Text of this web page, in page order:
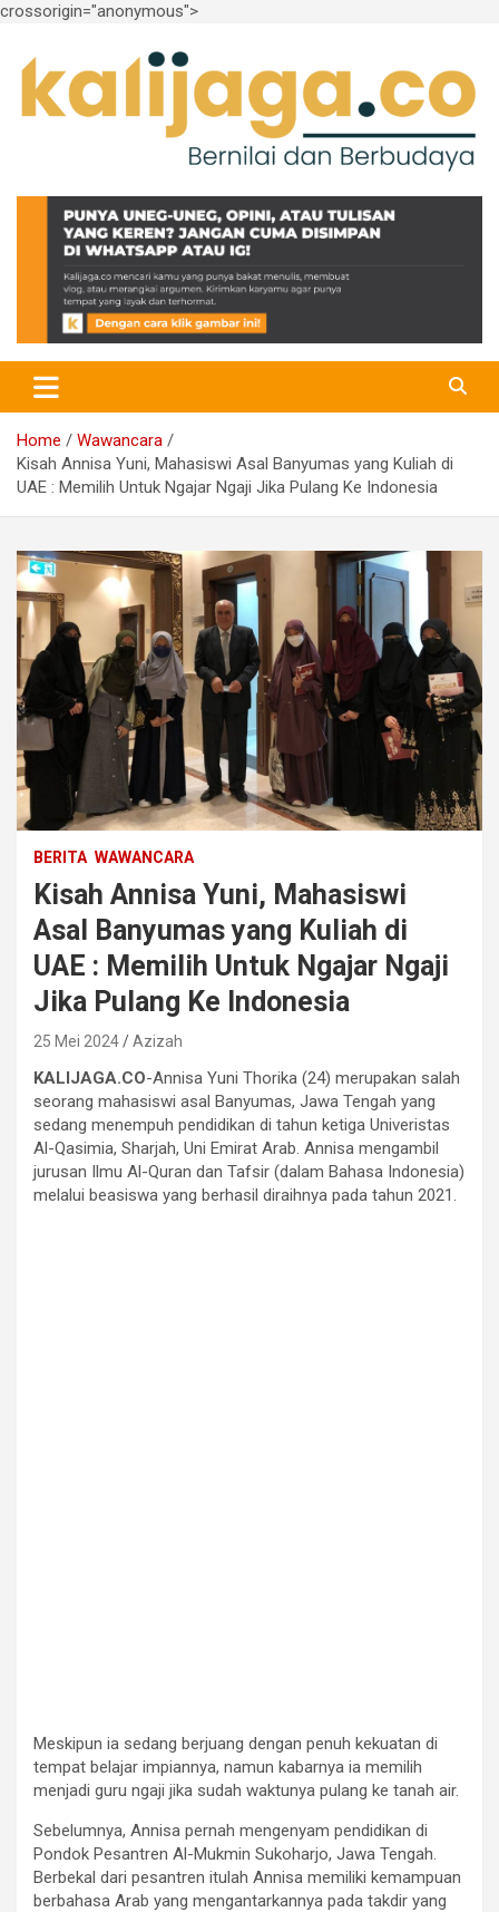
crossorigin="anonymous">
content
kalijaga.co
Home
Wawancara
Kisah Annisa Yuni, Mahasiswi Asal Banyumas yang Kuliah di
UAE : Memilih Untuk Ngajar Ngaji Jika Pulang Ke Indonesia
BERITA WAWANCARA
Kisah Annisa Yuni, Mahasiswi
Asal Banyumas yang Kuliah di
UAE : Memilih Untuk Ngajar Ngaji
Jika Pulang Ke Indonesia
25 Mei 2024 Azizah
KALIJAGA.CO-Annisa Yuni Thorika (24) merupakan salah
seorang mahasiswi asal Banyumas, Jawa Tengah yang
sedang menempuh pendidikan di tahun ketiga Univeristas
Al-Qasimia, Sharjah, Uni Emirat Arab. Annisa mengambil
jurusan Ilmu Al-Quran dan Tafsir (dalam Bahasa Indonesia)
melalui beasiswa yang berhasil diraihnya pada tahun 2021.
Meskipun ia sedang berjuang dengan penuh kekuatan di
tempat belajar impiannya, namun kabarnya ia memilih
menjadi guru ngaji jika sudah waktunya pulang ke tanah air.
Sebelumnya, Annisa pernah mengenyam pendidikan di
Pondok Pesantren Al-Mukmin Sukoharjo, Jawa Tengah.
Berbekal dari pesantren itulah Annisa memiliki kemampuan
berbahasa Arab yang mengantarkannya pada takdir yang